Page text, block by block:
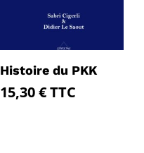
Histoire du PKK
15,30€ TTC